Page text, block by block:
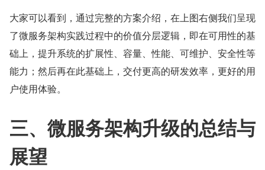
大家可以看到，通过完整的方案介绍，在上图右侧我们呈现
了微服务架构实践过程中的价值分层逻辑，即在可用性的基
础上，提升系统的扩展性、容量、性能、可维护、安全性等
能力；然后再在此基础上，交付更高的研发效率，更好的用
户使用体验。
三、微服务架构升级的总结与
展望